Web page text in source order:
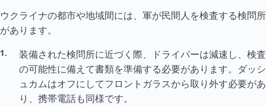
ウクライナの都市や地域間には、軍が民間人を検査する検問所
があります。
装備された検問所に近づく際、ドライバーは減速し、検査
の可能性に備えて書類を準備する必要があります。ダッシ
ュカムはオフにしてフロントガラスから取り外す必要があ
り、携帯電話も同様です。